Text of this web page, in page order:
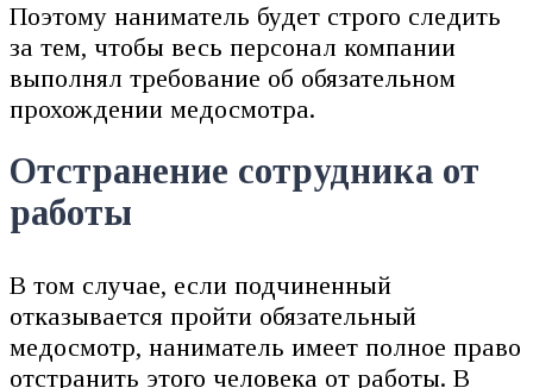
Поэтому наниматель будет строго следить
за тем, чтобы весь персонал компании
выполнял требование об обязательном
прохождении медосмотра.
Отстранение сотрудника от
работы
В том случае, если подчиненный
отказывается пройти обязательный
медосмотр, наниматель имеет полное право
отстранить этого человека от работы. В